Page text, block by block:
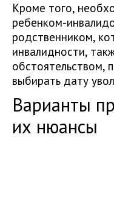
Кроме того,
ребенком-
родственником,
инвалидности,
обстоятельством,
выбирать дату
Варианты
их нюансы